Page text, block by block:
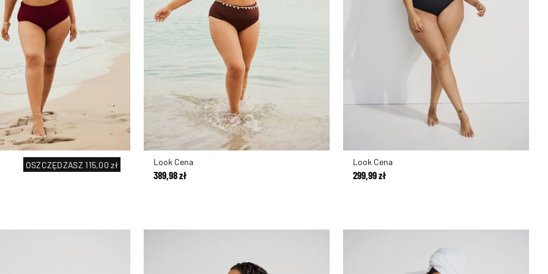
OSZCZĘDZASZ 115,00 zł Look Cena
389,98 zł
Look Cena
299,99 zł